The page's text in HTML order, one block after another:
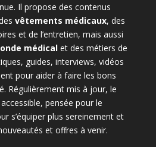
Il propose des contenus
vêtements médicaux, des
et de l’entretien, mais aussi
médicalet des métiers de
guides, interviews, vidéos
pour aider à faire les bons
Régulièrement mis à jour, le
pensée pour le
s’équiper plus sereinement et
et offres à venir.